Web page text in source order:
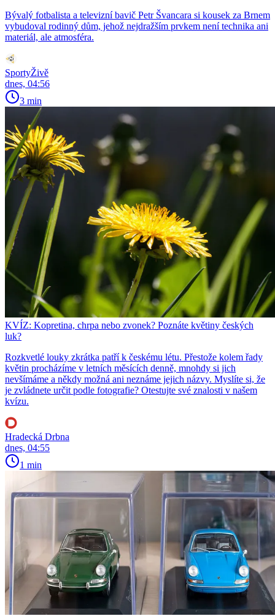
Bývalý fotbalista a televizní bavič Petr Švancara si kousek za Brnem
vybudoval rodinný dům, jehož nejdražším prvkem není technika ani
materiál, ale atmosféra.
SportyŽivě
dnes, 04:56
3 min
KVÍZ: Kopretina, chrpa nebo zvonek? Poznáte květiny českých
luk?
Rozkvetlé louky zkrátka patří k českému létu. Přestože kolem řady
květin procházíme v letních měsících denně, mnohdy si jich
nevšímáme a někdy možná ani neznáme jejich názvy. Myslíte si, že
je zvládnete určit podle fotografie? Otestujte své znalosti v našem
kvízu.
Hradecká Drbna
dnes, 04:55
1 min